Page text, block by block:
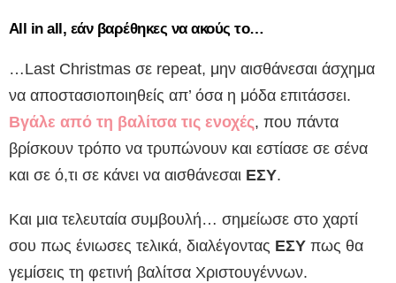
All in all, εάν βαρέθηκες να ακούς το…
…Last Christmas σε repeat, μην αισθάνεσαι άσχημα
να αποστασιοποιηθείς απ’ όσα η μόδα επιτάσσει.
Βγάλε από τη βαλίτσα τις ενοχές, που πάντα
βρίσκουν τρόπο να τρυπώνουν και εστίασε σε σένα
και σε ό,τι σε κάνει να αισθάνεσαι ΕΣΥ.
Και μια τελευταία συμβουλή… σημείωσε στο χαρτί
σου πως ένιωσες τελικά, διαλέγοντας ΕΣΥ πως θα
γεμίσεις τη φετινή βαλίτσα Χριστουγέννων.